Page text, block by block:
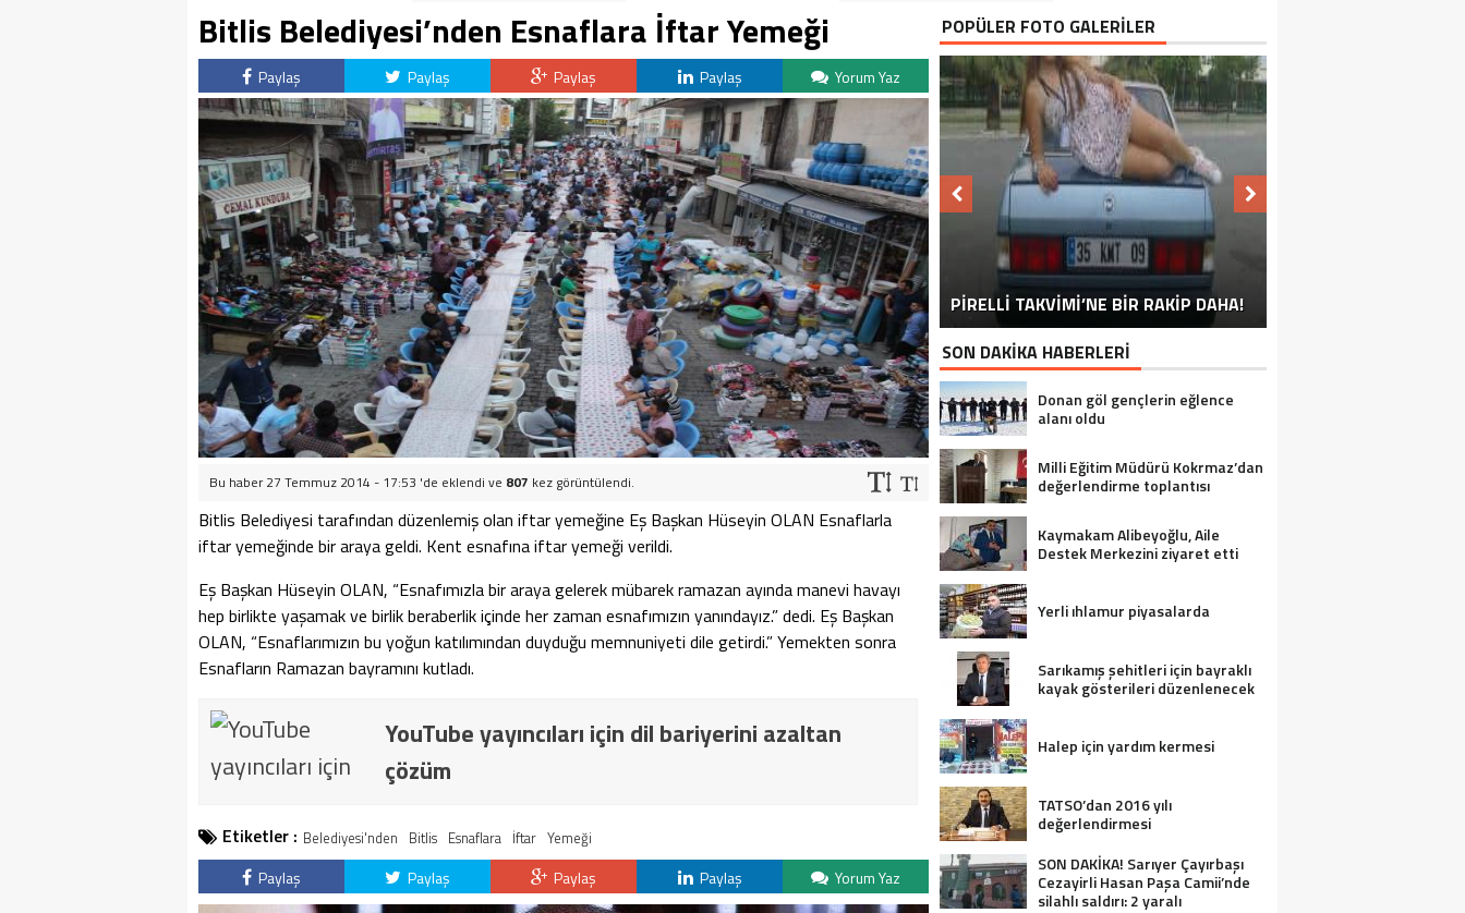
Bitlis Belediyesi’nden Esnaflara İftar Yemeği
Paylaş Paylaş Paylaş Paylaş Yorum Yaz
Bu haber 27 Temmuz 2014 - 17:53 'de eklendi ve 807 kez görüntülendi.
Bitlis Belediyesi tarafından düzenlemiş olan iftar yemeğine Eş Başkan Hüseyin OLAN Esnaflarla
iftar yemeğinde bir araya geldi. Kent esnafına iftar yemeği verildi.
Eş Başkan Hüseyin OLAN, “Esnafımızla bir araya gelerek mübarek ramazan ayında manevi havayı
hep birlikte yaşamak ve birlik beraberlik içinde her zaman esnafımızın yanındayız.” dedi. Eş Başkan
OLAN, “Esnaflarımızın bu yoğun katılımından duyduğu memnuniyeti dile getirdi.” Yemekten sonra
Esnafların Ramazan bayramını kutladı.
YouTube yayıncıları için dil bariyerini azaltan
çözüm
Etiketler : Belediyesi'nden Bitlis Esnaflara İftar Yemeği
Paylaş Paylaş Paylaş Paylaş Yorum Yaz
POPÜLER FOTO GALERİLER
PİRELLİ TAKVİMİ’NE BİR RAKİP DAHA!
EN İYİ ‘KURBAN BAYRAMI’ CAPSLERİ!
BUNU SÖYLEMEYEN ESNAF GÖRDÜNÜZ
MÜ?
FOTOĞRAFLARLA HIZAN
FOTOĞRAFLARLA BITLIS
FOTOĞRAFLARLA TATVAN
FOTOĞRAFLARLA GÜROYMAK
FOTOĞRAFLARLA AHLAT
FOTOĞRAFLARLA ADILCEVAZ
FOTOĞRAFLARLA MUTKI
SON DAKİKA HABERLERİ
Donan göl gençlerin eğlence
alanı oldu
Milli Eğitim Müdürü Kokrmaz’dan
değerlendirme toplantısı
Kaymakam Alibeyoğlu, Aile
Destek Merkezini ziyaret etti
Yerli ıhlamur piyasalarda
Sarıkamış şehitleri için bayraklı
kayak gösterileri düzenlenecek
Halep için yardım kermesi
TATSO’dan 2016 yılı
değerlendirmesi
SON DAKİKA! Sarıyer Çayırbaşı
Cezayirli Hasan Paşa Camii’nde
silahlı saldırı: 2 yaralı